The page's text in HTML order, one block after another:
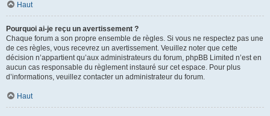
Haut
Pourquoi ai-je reçu un avertissement ?
Chaque forum a son propre ensemble de règles. Si vous ne respectez pas une
de ces règles, vous recevrez un avertissement. Veuillez noter que cette
décision n’appartient qu’aux administrateurs du forum, phpBB Limited n’est en
aucun cas responsable du règlement instauré sur cet espace. Pour plus
d’informations, veuillez contacter un administrateur du forum.
Haut